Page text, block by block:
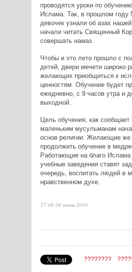
проводятся уроки по
Ислама. Так, в прошлом году
девочек узнали об азах
начали читать Священный
совершать намаз.
Чтобы и это лето прошло с
детей, двери мечети широко
желающих приобщиться к
ценностям. Обучение будет
ежедневно, с 9 часов утра и
выходной.
Цель обучения, как сообщает
маленьким мусульманам
основ религии. Желающие же
продолжить обучение в
Работающие на благо Ислама
учебные заведения ставят
очередь, воспитать людей в
нравственном духе.
17:06 08 июня 2010
????????